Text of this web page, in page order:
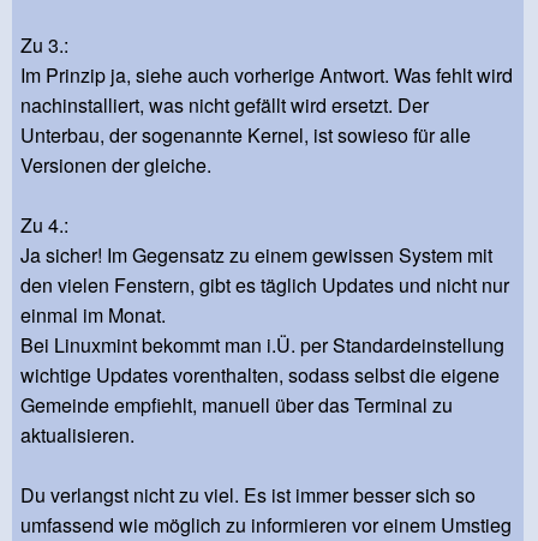
Zu 3.:
Im Prinzip ja, siehe auch vorherige Antwort. Was fehlt wird
nachinstalliert, was nicht gefällt wird ersetzt. Der
Unterbau, der sogenannte Kernel, ist sowieso für alle
Versionen der gleiche.
Zu 4.:
Ja sicher! Im Gegensatz zu einem gewissen System mit
den vielen Fenstern, gibt es täglich Updates und nicht nur
einmal im Monat.
Bei Linuxmint bekommt man i.Ü. per Standardeinstellung
wichtige Updates vorenthalten, sodass selbst die eigene
Gemeinde empfiehlt, manuell über das Terminal zu
aktualisieren.
Du verlangst nicht zu viel. Es ist immer besser sich so
umfassend wie möglich zu informieren vor einem Umstieg